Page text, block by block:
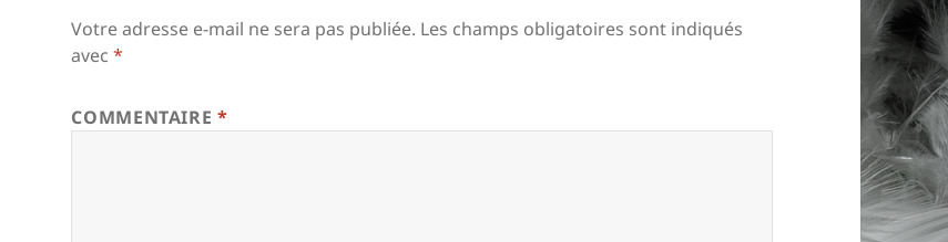
Votre adresse e-mail ne sera pas publiée. Les champs obligatoires sont indiqués
avec*
COMMENTAIRE*